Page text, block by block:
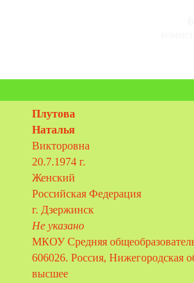
Плутова
Наталья
Викторовна
20.7.1974 г.
Женский
Российская Федерация
г. Дзержинск
Не указано
МКОУ Средняя
606026. Россия, Нижегородская
высшее